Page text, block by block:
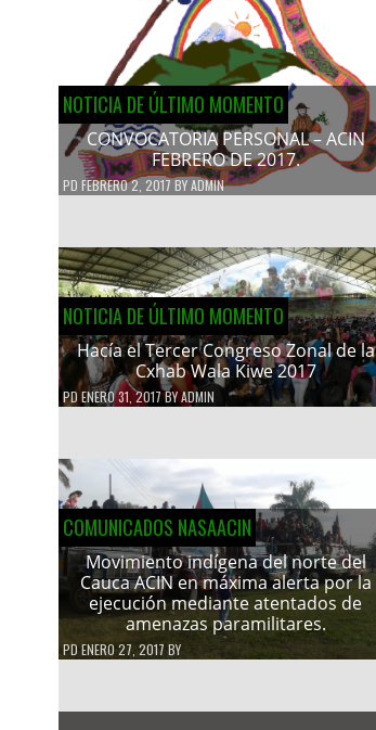
NOTICIA DE ÚLTIMO MOMENTO
CONVOCATORIA PERSONAL – ACIN
FEBRERO DE 2017.
PD FEBRERO 2, 2017BYADMIN
NOTICIA DE ÚLTIMO MOMENTO
Hacía el Tercer Congreso Zonal de la
Cxhab Wala Kiwe 2017
PDENERO 31, 2017BYADMIN
COMUNICADOS NASAACIN
Movimiento indígena del norte del
Cauca ACIN en máxima alerta por la
ejecución mediante atentados de
amenazas paramilitares.
PD ENERO 27, 2017 BY